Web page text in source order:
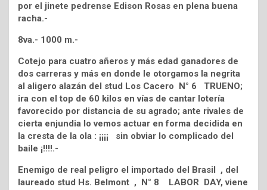
por el jinete pedrense Edison Rosas en plena buena
racha.-
8va.- 1000 m.-
Cotejo para cuatro añeros y más edad ganadores de
dos carreras y más en donde le otorgamos la negrita
al aligero alazán del stud Los Cacero N° 6 TRUENO;
ira con el top de 60 kilos en vías de cantar lotería
favorecido por distancia de su agrado; ante rivales de
cierta enjundia lo vemos actuar en forma decidida en
la cresta de la ola : ¡¡¡¡ sin obviar lo complicado del
baile ¡!!!!.-
Enemigo de real peligro el importado del Brasil , del
laureado stud Hs. Belmont , N° 8 LABOR DAY, viene